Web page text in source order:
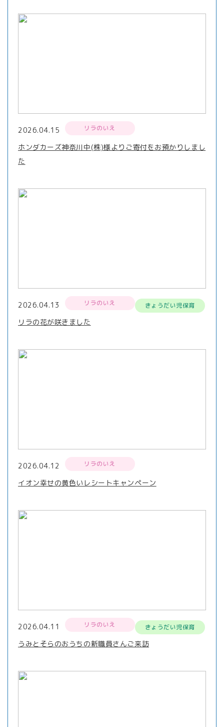
2026.04.15 リラのいえ
ホンダカーズ神奈川中(株)様よりご寄付をお預かりしまし
た
2026.04.13 リラのいえ きょうだい児保育
リラの花が咲きました
2026.04.12 リラのいえ
イオン幸せの黄色いレシートキャンペーン
2026.04.11 リラのいえ きょうだい児保育
うみとそらのおうちの新職員さんご来訪